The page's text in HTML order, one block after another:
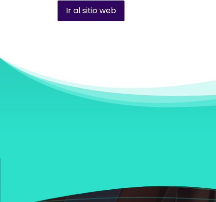
Ir al sitio web